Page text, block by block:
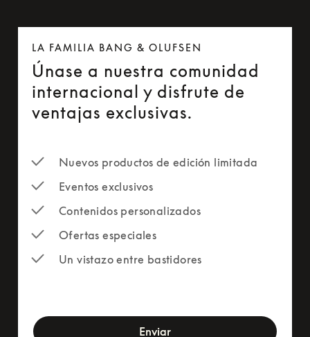
LA FAMILIA BANG & OLUFSEN
Únase a nuestra comunidad
internacional y disfrute de
ventajas exclusivas.
Nuevos productos de edición limitada
Eventos exclusivos
Contenidos personalizados
Ofertas especiales
Un vistazo entre bastidores
Enviar